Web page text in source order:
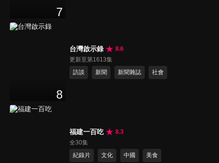
7
8
台灣啟示錄
8.6
更新至第1613集
訪談
新聞 新聞雜誌 社會
福建一百吃
8.3
全30集
紀錄片
文化 中國 美食